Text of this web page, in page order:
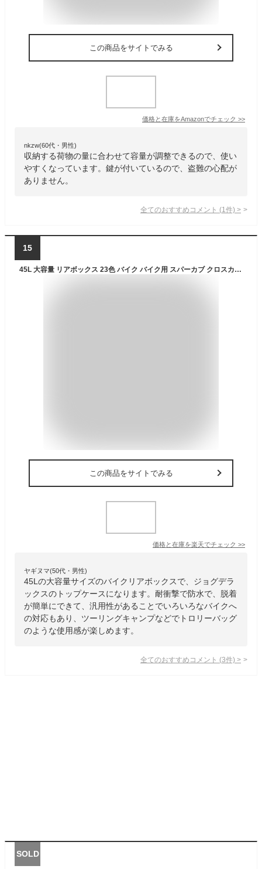
この商品をサイトでみる
価格と在庫をAmazonでチェック >>
nkzw(60代・男性)
収納する荷物の量に合わせて容量が調整できるので、使い
やすくなっています。鍵が付いているので、盗難の心配が
ありません。
全てのおすすめコメント (1 件) >
15
45L 大容量 リアボックス 23色 バイク バイク用 スパーカブ クロスカブ CT125 防水 耐衝撃 トップケース リアケース バイクキャリー 着脱可能 鍵付 汎用 ハンターカブ ビーノ タクト・ベーシック／タクト アドレスV50 ジョグ／ジョグデラックス 【取り寄せ】
この商品をサイトでみる
価格と在庫を楽天でチェック >>
ヤギヌマ(50代・男性)
45Lの大容量サイズのバイクリアボックスで、ジョグデラ
ックスのトップケースになります。耐衝撃で防水で、脱着
が簡単にできて、汎用性があることでいろいろなバイクへ
の対応もあり、ツーリングキャンプなどでトロリーバッグ
のような使用感が楽しめます。
全てのおすすめコメント (3件) >
SOLD